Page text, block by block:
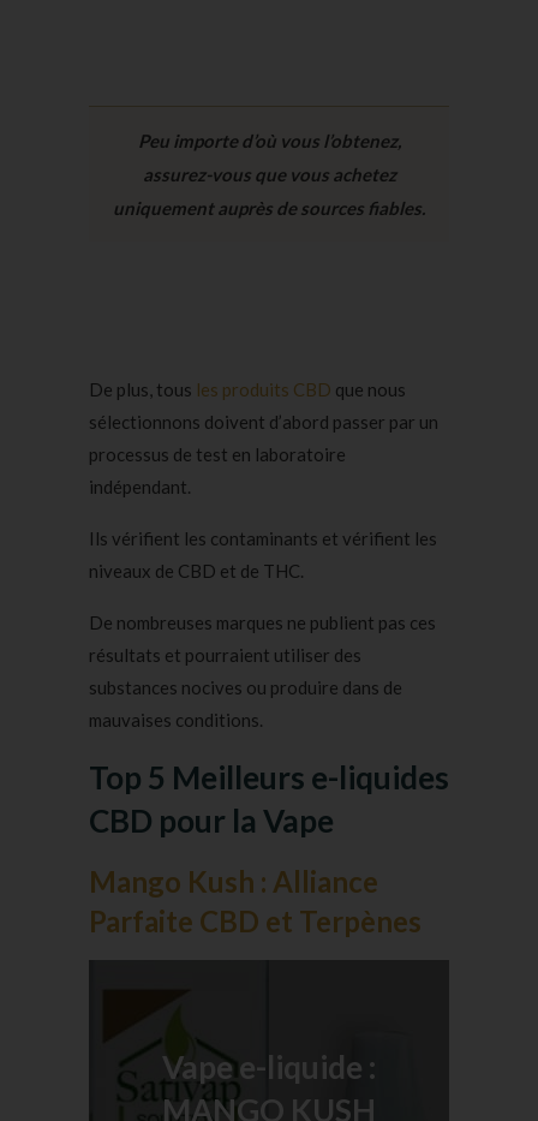
Peu importe d’où vous l’obtenez,
assurez-vous que vous achetez
uniquement auprès de sources fiables.
De plus, tous les produits CBD que nous
sélectionnons doivent d’abord passer par un
processus de test en laboratoire
indépendant.
Ils vérifient les contaminants et vérifient les
niveaux de CBD et de THC.
De nombreuses marques ne publient pas ces
résultats et pourraient utiliser des
substances nocives ou produire dans de
mauvaises conditions.
Top 5 Meilleurs e-liquides
CBD pour la Vape
Mango Kush : Alliance
Parfaite CBD et Terpènes
Vape e-liquide :
MANGO KUSH